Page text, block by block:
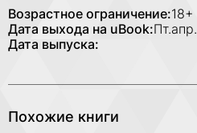
Возрастное ограничение:18+
Дата выхода на uBook:Пт.апр.
Дата выпуска:
Похожие книги